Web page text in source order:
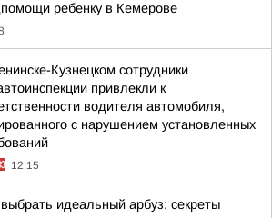
ребенку в Кемерове
Кузнецком сотрудники
привлекли к
водителя автомобиля,
с нарушением установленных
12:15
идеальный арбуз: секреты